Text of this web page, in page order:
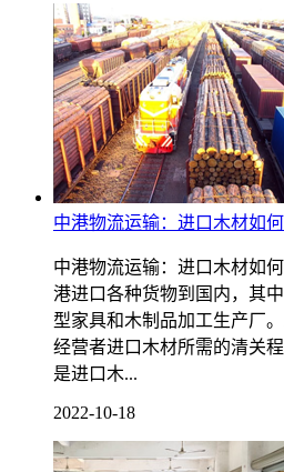
中港物流运输：进口木材如何
中港物流运输：进口木材如
港进口各种货物到国内，其
型家具和木制品加工生产厂
经营者进口木材所需的清关
是进口木...
2022-10-18